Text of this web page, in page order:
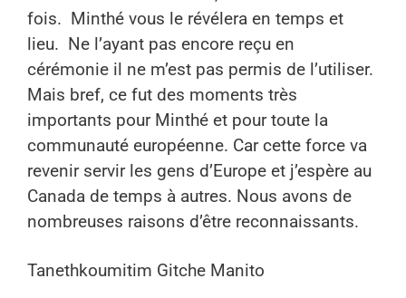
fois. Minthé vous le révélera en temps et
lieu. Ne l’ayant pas encore reçu en
cérémonie il ne m’est pas permis de l’utiliser.
Mais bref, ce fut des moments très
importants pour Minthé et pour toute la
communauté européenne. Car cette force va
revenir servir les gens d’Europe et j’espère au
Canada de temps à autres. Nous avons de
nombreuses raisons d’être reconnaissants.
Tanethkoumitim Gitche Manito